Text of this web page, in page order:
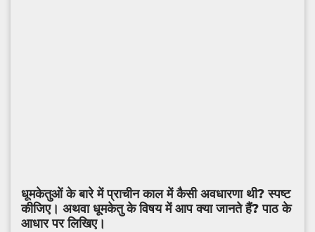
धूमकेतुओं के बारे में प्राचीन काल में कैसी अवधारणा थी? स्पष्ट
कीजिए। अथवा धूमकेतु के विषय में आप क्या जानते हैं? पाठ के
आधार पर लिखिए।